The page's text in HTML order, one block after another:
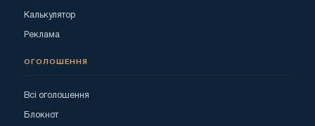
Калькулятор
Реклама
ОГОЛОШЕННЯ
Всі оголошення
Блокнот